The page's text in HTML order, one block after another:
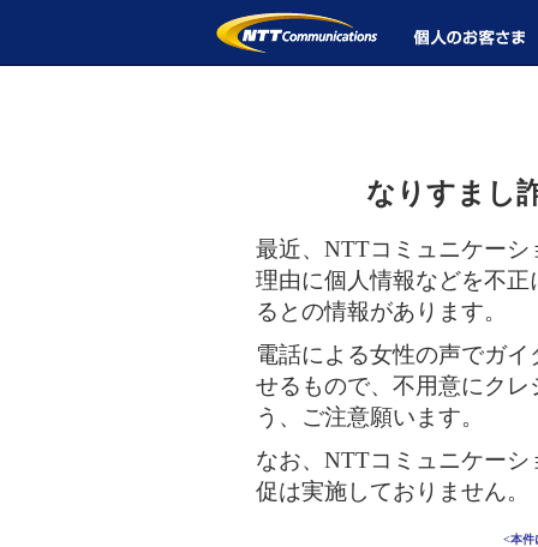
なりすまし
最近、NTTコミュニケー
理由に個人情報などを不
るとの情報があります。
電話による女性の声でガ
せるもので、不用意にク
う、ご注意願います。
なお、NTTコミュニケー
促は実施しておりません。
<本件